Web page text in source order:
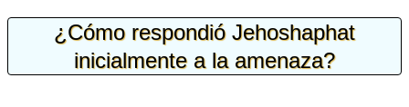
¿Cómo respondió Jehoshaphat
inicialmente a la amenaza?